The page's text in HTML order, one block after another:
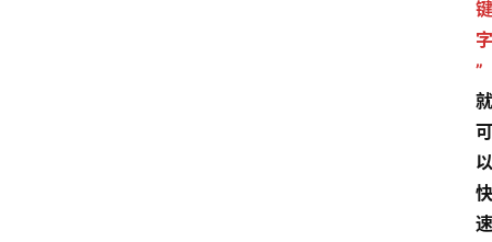
键
字
”
就
可
以
快
速